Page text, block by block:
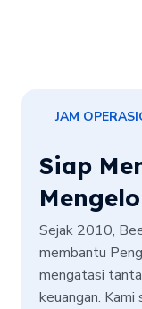
JAM
Siap
Sejak 2010,
membantu
mengatasi
keuangan.